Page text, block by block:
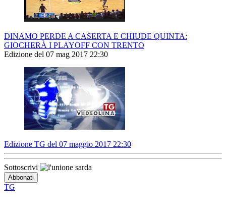
DINAMO PERDE A CASERTA E CHIUDE QUINTA:
GIOCHERÀ I PLAYOFF CON TRENTO
Edizione del 07 mag 2017 22:30
Edizione TG del 07 maggio 2017 22:30
Sottoscrivi
TG